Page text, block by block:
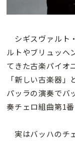
シギスヴァルト
ルトやブリュッヘ
てきた古楽パイオ
「新しい古楽器
パッラの演奏でバ
奏チェロ組曲第1
実はバッハのチ